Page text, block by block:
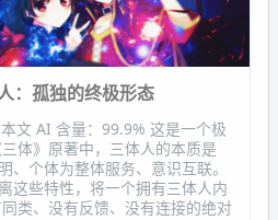
：孤独的终极形态
本文 AI 含量：99.9% 这是一个极
体》原著中，三体人的本质是
个体为整体服务、意识互联。
这些特性，将一个拥有三体人内
类、没有反馈、没有连接的绝对